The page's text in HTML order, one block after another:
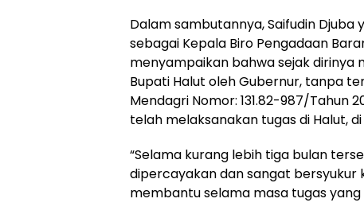
Dalam sambutannya, Saifudin
sebagai Kepala Biro Pengadaan
menyampaikan bahwa sejak
Bupati Halut oleh Gubernur, tanpa
Mendagri Nomor: 131.82-987/Tahun
telah melaksanakan tugas di Halut,
“Selama kurang lebih tiga bulan
dipercayakan dan sangat bersyukur
membantu selama masa tugas yang